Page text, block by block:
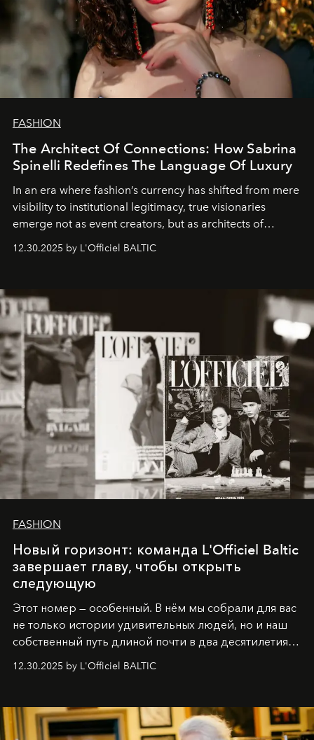
FASHION
The Architect Of Connections: How Sabrina
Spinelli Redefines The Language Of Luxury
In an era where fashion’s currency has shifted from mere
visibility to institutional legitimacy, true visionaries
emerge not as event creators, but as architects of
ecosystems.
Sabrina Spinelli
brand strategist with three decades of mastery in luxury,
framework where creativity, commerce, and culture
converge with surgical precision.
12.30.2025 by L'Officiel BALTIC
FASHION
Новый горизонт: команда L'Officiel Baltic
завершает главу, чтобы открыть
следующую
Этот номер — особенный. В нём мы собрали для вас
не только истории удивительных людей, но и наш
собственный путь длиной почти в два десятилетия.
Вместо привычного подведения итогов мы от всей
души говорим спасибо каждому, кто был с нами все
самыми искренними пожеланиями и теплом, ваша
командаL’Officiel Baltic .
12.30.2025 by L'Officiel BALTIC